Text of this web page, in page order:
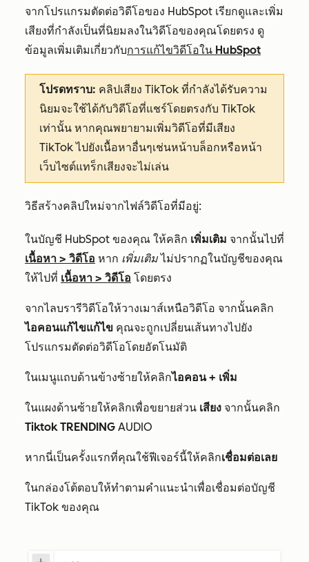
จากโปรแกรมตัดต่อวิดีโอของ HubSpot เรียกดูและเพิ่ม
เสียงที่กำลังเป็นที่นิยมลงในวิดีโอของคุณโดยตรง ดู
ข้อมูลเพิ่มเติมเกี่ยวกับการแก้ไขวิดีโอใน HubSpot
โปรดทราบ: คลิปเสียง TikTok ที่กำลังได้รับความ
นิยมจะใช้ได้กับวิดีโอที่แชร์โดยตรงกับ TikTok
เท่านั้น หากคุณพยายามเพิ่มวิดีโอที่มีเสียง
TikTok ไปยังเนื้อหาอื่นๆเช่นหน้าบล็อกหรือหน้า
เว็บไซต์แทร็กเสียงจะไม่เล่น
วิธีสร้างคลิปใหม่จากไฟล์วิดีโอที่มีอยู่:
ในบัญชี HubSpot ของคุณ ให้คลิก เพิ่มเติม จากนั้นไปที่
เนื้อหา > วิดีโอ หาก เพิ่มเติมไม่ปรากฏในบัญชีของคุณ
ให้ไปที่ เนื้อหา > วิดีโอ โดยตรง​
จากไลบรารีวิดีโอให้วางเมาส์เหนือวิดีโอ จากนั้นคลิก
ไอคอนแก้ไขแก้ไข คุณจะถูกเปลี่ยนเส้นทางไปยัง
โปรแกรมตัดต่อวิดีโอโดยอัตโนมัติ
ในเมนูแถบด้านข้างซ้ายให้คลิกไอคอน + เพิ่ม
ในแผงด้านซ้ายให้คลิกเพื่อขยายส่วน เสียง จากนั้นคลิก
Tiktok TRENDING AUDIO
หากนี่เป็นครั้งแรกที่คุณใช้ฟีเจอร์นี้ให้คลิกเชื่อมต่อเลย
ในกล่องโต้ตอบให้ทำตามคำแนะนำเพื่อเชื่อมต่อบัญชี
TikTok ของคุณ